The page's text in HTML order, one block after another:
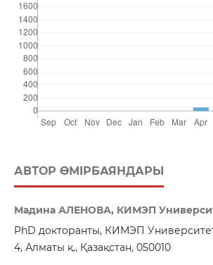
АВТОР ӨМІРБАЯНДАРЫ
Мадина АЛЕНОВА, КИМЭП
PhD докторанты, КИМЭП
4, Алматы қ., Қазақстан, 050010